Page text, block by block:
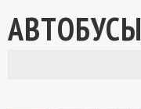
АВТОБУСЫ